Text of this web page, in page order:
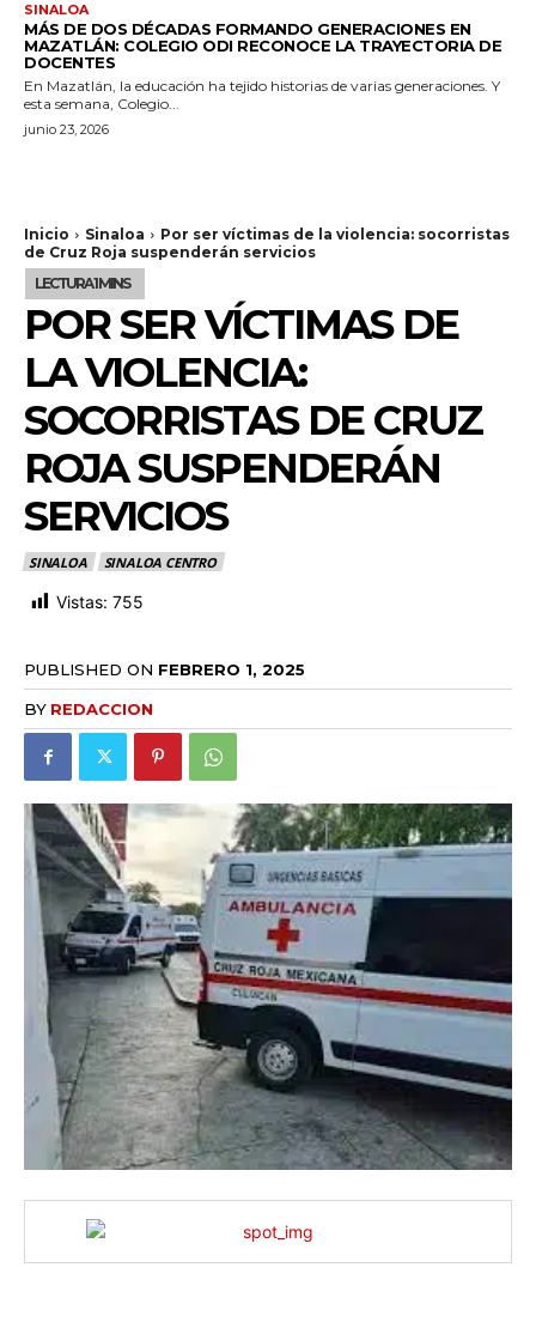
SINALOA
MÁS DE DOS DÉCADAS FORMANDO GENERACIONES EN
MAZATLÁN: COLEGIO ODI RECONOCE LA TRAYECTORIA DE
DOCENTES
En Mazatlán, la educación ha tejido historias de varias generaciones. Y
esta semana, Colegio...
junio 23, 2026